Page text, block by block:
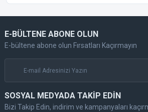
E-BÜLTENE ABONE OLUN
E-bültene abone olun Fırsatları Kaçırmayın
SOSYAL MEDYADA TAKİP EDİN
Bizi Takip Edin, indirim ve kampanyaları